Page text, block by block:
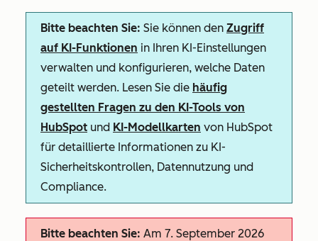
Bitte beachten Sie: Sie können den Zugriff
auf KI-Funktionen in Ihren KI-Einstellungen
verwalten und konfigurieren, welche Daten
geteilt werden. Lesen Sie die häufig
gestellten Fragen zu den KI-Tools von
HubSpot und KI-Modellkarten von HubSpot
für detaillierte Informationen zu KI-
Sicherheitskontrollen, Datennutzung und
Compliance.
Bitte beachten Sie: Am 7. September 2026